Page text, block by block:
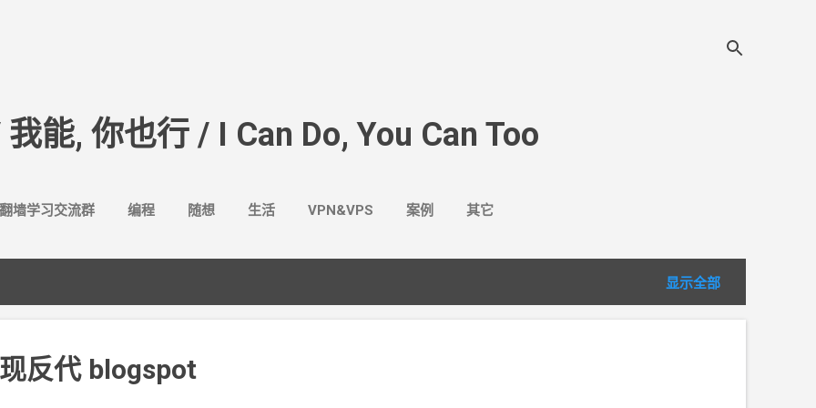
我能, 你也行 / I Can Do, You Can Too
墙学习交流群 编程 随想 生活 VPN&VPS 案例 其它
显示全部
反代 blogspot